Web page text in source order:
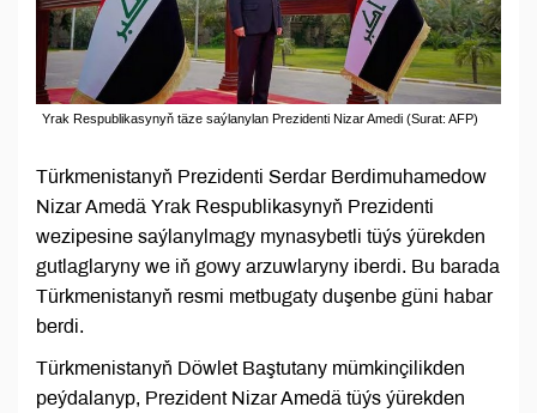
Yrak Respublikasynyň täze saýlanylan Prezidenti Nizar Amedi (Surat: AFP)
Türkmenistanyň Prezidenti Serdar Berdimuhamedow
Nizar Amedä Yrak Respublikasynyň Prezidenti
wezipesine saýlanylmagy mynasybetli tüýs ýürekden
gutlaglaryny we iň gowy arzuwlaryny iberdi. Bu barada
Türkmenistanyň resmi metbugaty duşenbe güni habar
berdi.
Türkmenistanyň Döwlet Baştutany mümkinçilikden
peýdalanyp, Prezident Nizar Amedä tüýs ýürekden